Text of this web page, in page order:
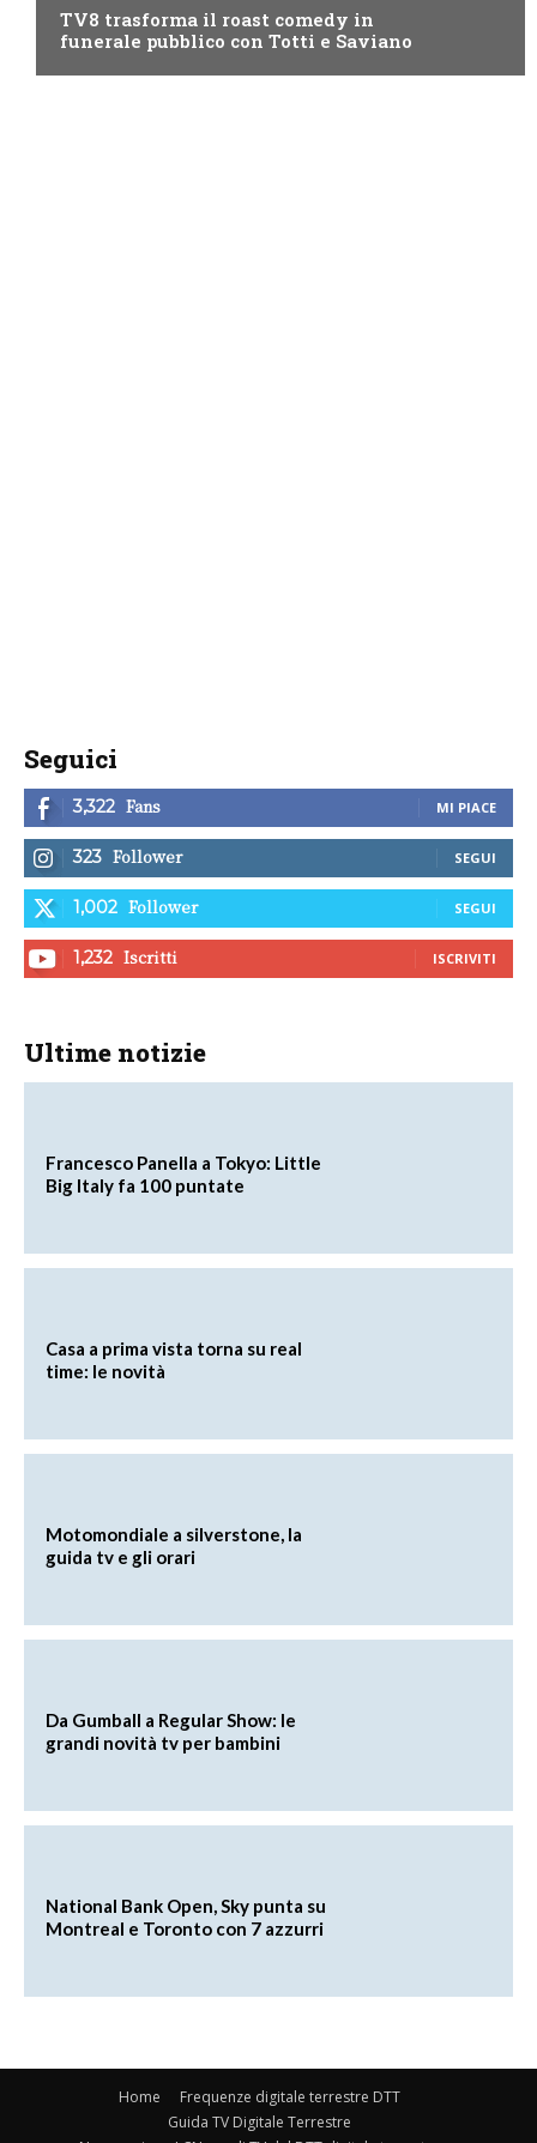
TV8 trasforma il roast comedy in
funerale pubblico con Totti e Saviano
Seguici
3,322 Fans MI PIACE
323 Follower SEGUI
1,002 Follower SEGUI
1,232 Iscritti ISCRIVITI
Ultime notizie
Francesco Panella a Tokyo: Little
Big Italy fa 100 puntate
Casa a prima vista torna su real
time: le novità
Motomondiale a silverstone, la
guida tv e gli orari
Da Gumball a Regular Show: le
grandi novità tv per bambini
National Bank Open, Sky punta su
Montreal e Toronto con 7 azzurri
Home
Frequenze digitale terrestre DTT
Guida TV Digitale Terrestre